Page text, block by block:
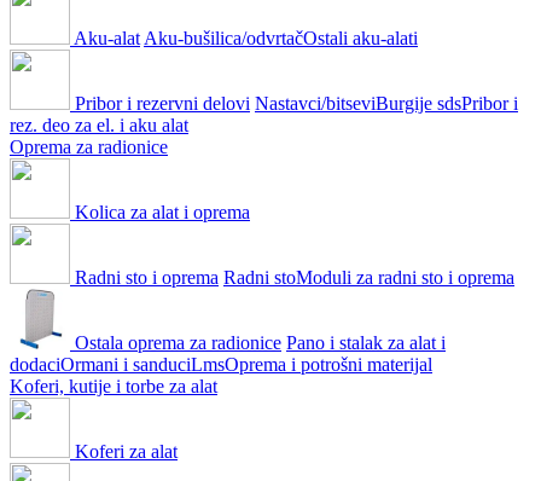
Aku-alat Aku-bušilica/odvrtačOstali aku-alati
Pribor i rezervni delovi Nastavci/bitseviBurgije sdsPribor i
rez. deo za el. i aku alat
Oprema za radionice
Kolica za alat i oprema
Radni sto i oprema Radni stoModuli za radni sto i oprema
Ostala oprema za radionice Pano i stalak za alat i
dodaciOrmani i sanduciLmsOprema i potrošni materijal
Koferi, kutije i torbe za alat
Koferi za alat